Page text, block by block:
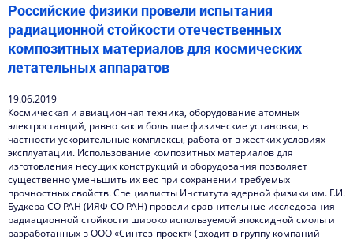
Российские физики провели испытания
радиационной стойкости отечественных
композитных материалов для космических
летательных аппаратов
19.06.2019
Космическая и авиационная техника, оборудование атомных
электростанций, равно как и большие физические установки, в
частности ускорительные комплексы, работают в жестких условиях
эксплуатации. Использование композитных материалов для
изготовления несущих конструкций и оборудования позволяет
существенно уменьшить их вес при сохранении требуемых
прочностных свойств. Специалисты Института ядерной физики им. Г.И.
Будкера СО РАН (ИЯФ СО РАН) провели сравнительные исследования
радиационной стойкости широко используемой эпоксидной смолы и
разработанных в ООО «Синтез-проект» (входит в группу компаний